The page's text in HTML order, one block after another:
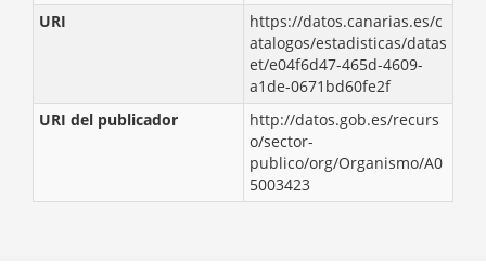
URI
https://datos.canarias.es/c
atalogos/estadisticas/datas
et/e04f6d47-465d-4609-
a1de-0671bd60fe2f
URI del publicador
http://datos.gob.es/recurs
o/sector-
publico/org/Organismo/A0
5003423